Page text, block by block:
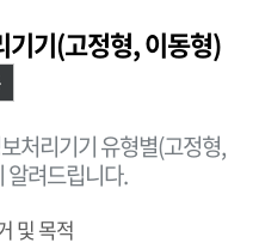
기(고정형, 이동형)
처리기기 유형별(고정형,
알려드립니다.
및 목적